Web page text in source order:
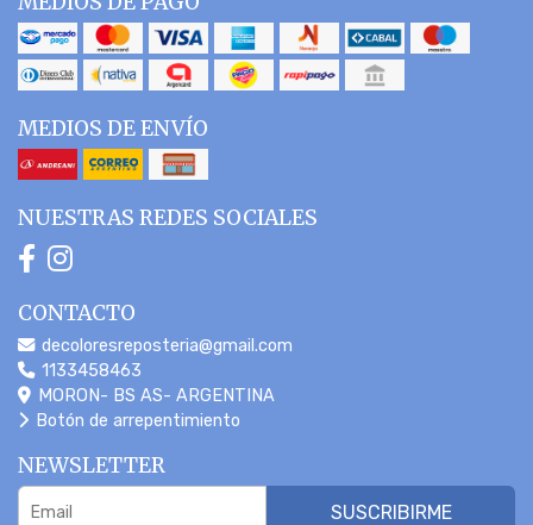
MEDIOS DE ENVÍO
NUESTRAS REDES SOCIALES
CONTACTO
decoloresreposteria@gmail.com
1133458463
MORON- BS AS- ARGENTINA
Botón de arrepentimiento
NEWSLETTER
SUSCRIBIRME